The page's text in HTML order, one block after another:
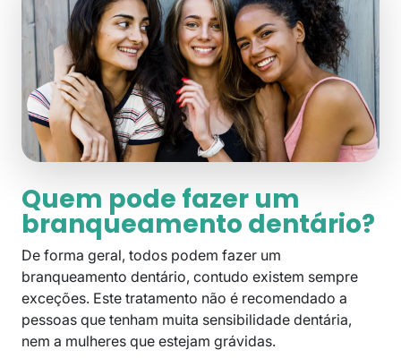
Quem pode fazer um
branqueamento dentário?
De forma geral, todos podem fazer um
branqueamento dentário, contudo existem sempre
exceções. Este tratamento não é recomendado a
pessoas que tenham muita sensibilidade dentária,
nem a mulheres que estejam grávidas.